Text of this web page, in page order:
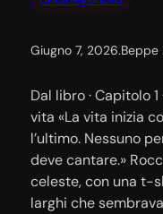
Giugno 7, 2026.Beppe
Dal libro · Capitolo
vita «La vita inizia
l’ultimo. Nessuno
deve cantare.»
celeste, con una t-
larghi che